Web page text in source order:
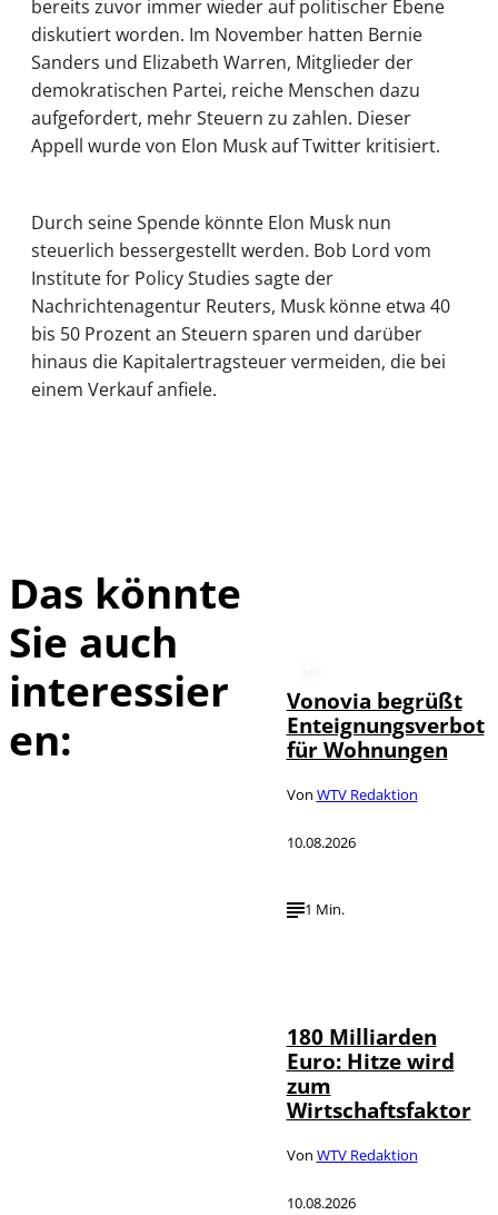
bereits zuvor immer wieder auf politischer Ebene
diskutiert worden. Im November hatten Bernie
Sanders und Elizabeth Warren, Mitglieder der
demokratischen Partei, reiche Menschen dazu
aufgefordert, mehr Steuern zu zahlen. Dieser
Appell wurde von Elon Musk auf Twitter kritisiert.
Durch seine Spende könnte Elon Musk nun
steuerlich bessergestellt werden. Bob Lord vom
Institute for Policy Studies sagte der
Nachrichtenagentur Reuters, Musk könne etwa 40
bis 50 Prozent an Steuern sparen und darüber
hinaus die Kapitalertragsteuer vermeiden, die bei
einem Verkauf anfiele.
Das könnte
Sie auch
interessier
en:
Vonovia begrüßt
Enteignungsverbot
für Wohnungen
Von WTV Redaktion
10.08.2026
1 Min.
180 Milliarden
Euro: Hitze wird
zum
Wirtschaftsfaktor
Von WTV Redaktion
10.08.2026